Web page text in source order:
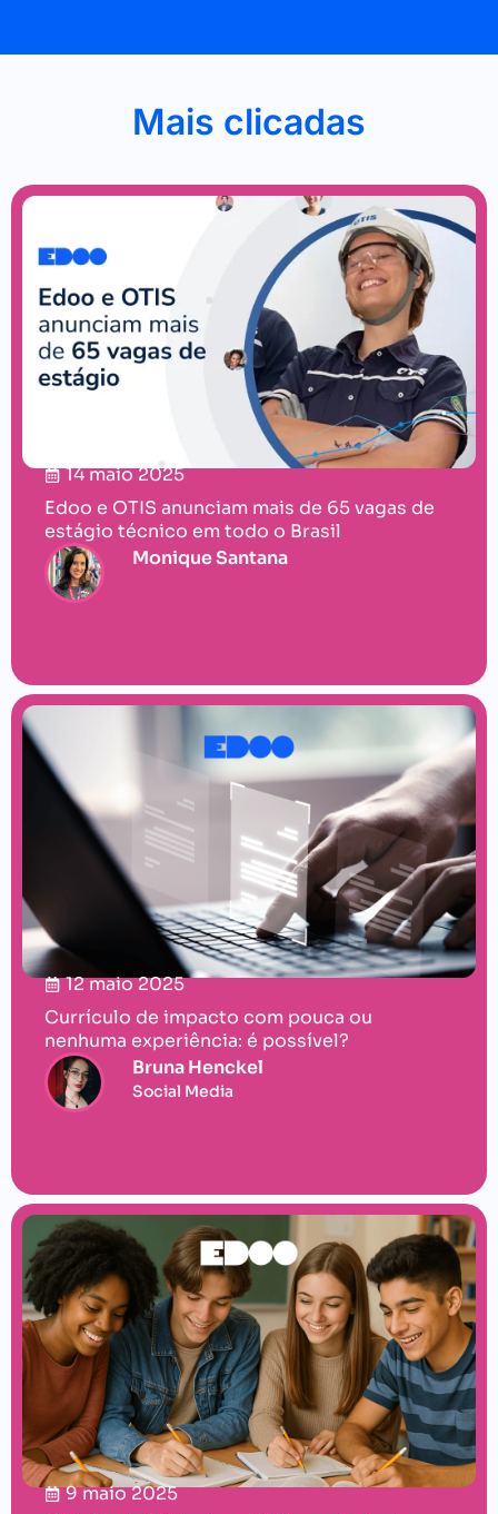
Mais clicadas
14 maio 2025
Edoo e OTIS anunciam mais de 65 vagas de
estágio técnico em todo o Brasil
Monique Santana
12 maio 2025
Currículo de impacto com pouca ou
nenhuma experiência: é possível?
Bruna Henckel
Social Media
9 maio 2025